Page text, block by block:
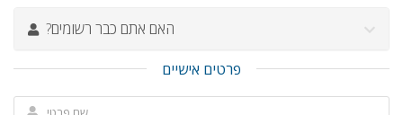
?האם אתם כבר רשומים
פרטים אישיים